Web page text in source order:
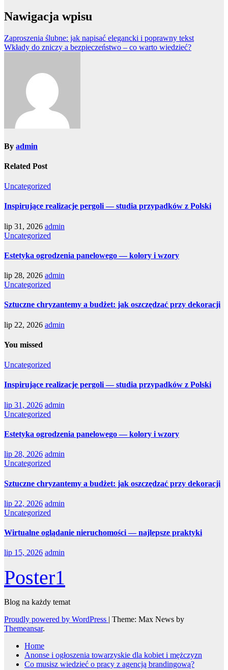
Nawigacja wpisu
Zaproszenia ślubne: jak napisać elegancki i poprawny tekst
Wkłady do zniczy a bezpieczeństwo – co warto wiedzieć?
By admin
Related Post
Uncategorized
Inspirujące realizacje pergoli — studia przypadków z Polski
lip 31, 2026 admin
Uncategorized
Estetyka ogrodzenia panelowego — kolory i wzory
lip 28, 2026 admin
Uncategorized
Sztuczne chryzantemy a budżet: jak oszczędzać przy dekoracji
lip 22, 2026 admin
You missed
Uncategorized
Inspirujące realizacje pergoli — studia przypadków z Polski
lip 31, 2026 admin
Uncategorized
Estetyka ogrodzenia panelowego — kolory i wzory
lip 28, 2026 admin
Uncategorized
Sztuczne chryzantemy a budżet: jak oszczędzać przy dekoracji
lip 22, 2026 admin
Uncategorized
Wirtualne oglądanie nieruchomości — najlepsze praktyki
lip 15, 2026 admin
Poster1
Blog na każdy temat
Proudly powered by WordPress | Theme: Max News by
Themeansar.
Home
Anonse i ogłoszenia towarzyskie dla kobiet i mężczyzn
Co musisz wiedzieć o pracy z agencją brandingową?